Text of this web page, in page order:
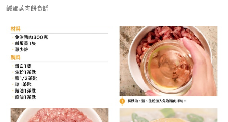
鹹蛋蒸肉餅食譜